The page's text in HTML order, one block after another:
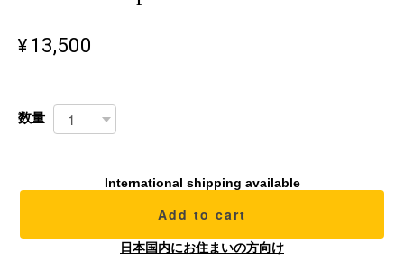
¥13,500
数量
International shipping available
Add to cart
日本国内にお住まいの方向け